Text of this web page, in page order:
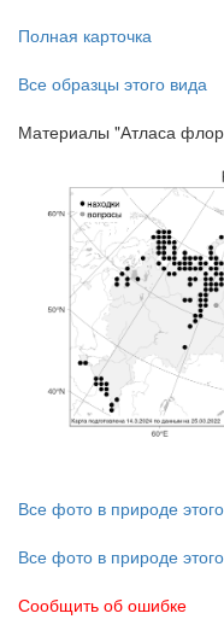
Полная карточка
Все образцы этого вида
Материалы "Атласа
Все фото в природе
Все фото в природе
Сообщить об ошибке